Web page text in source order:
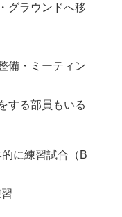
グラウンドへ移
備・ミーティン
する部員もいる
に練習試合（B